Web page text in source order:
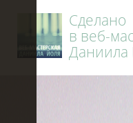
Сделано
в веб-
Даниила